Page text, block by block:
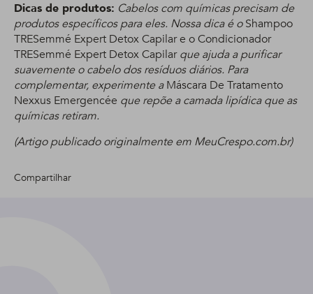
Dicas de produtos: Cabelos com químicas precisam de
produtos específicos para eles. Nossa dica é oShampoo
TRESemmé Expert Detox Capilar e o Condicionador
TRESemmé Expert Detox Capilarque ajuda a purificar
suavemente o cabelo dos resíduos diários. Para
complementar, experimente aMáscara De Tratamento
Nexxus Emergencée que repõe a camada lipídica que as
químicas retiram.
(Artigo publicado originalmente em MeuCrespo.com.br)
Compartilhar